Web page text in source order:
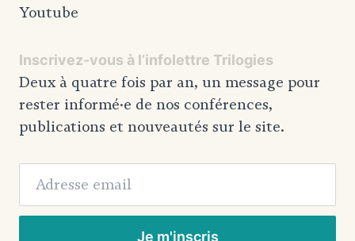
Youtube
Inscrivez-vous à l’infolettre Trilogies
Deux à quatre fois par an, un message pour
rester informé·e de nos conférences,
publications et nouveautés sur le site.
Je m'inscris